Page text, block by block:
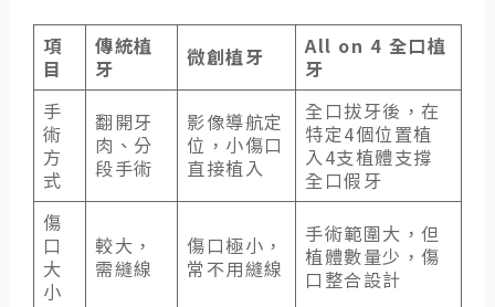
項
目
傳統植
牙
微創植牙
All on 4 全口植
牙
手
術
方
式
翻開牙
肉、分
段手術
影像導航定
位，小傷口
直接植入
全口拔牙後，在
特定4個位置植
入4支植體支撐
全口假牙
傷
口
大
小
較大，
需縫線
傷口極小，
常不用縫線
手術範圍大，但
植體數量少，傷
口整合設計